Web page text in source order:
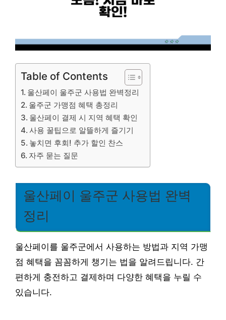
Table of Contents
울산페이 울주군 사용법 완벽정리
울주군 가맹점 혜택 총정리
울산페이 결제 시 지역 혜택 확인
사용 꿀팁으로 알뜰하게 즐기기
놓치면 후회! 추가 할인 찬스
자주 묻는 질문
울산페이 울주군 사용법 완벽
정리
울산페이를 울주군에서 사용하는 방법과 지역 가맹
점 혜택을 꼼꼼하게 챙기는 법을 알려드립니다. 간
편하게 충전하고 결제하며 다양한 혜택을 누릴 수
있습니다.